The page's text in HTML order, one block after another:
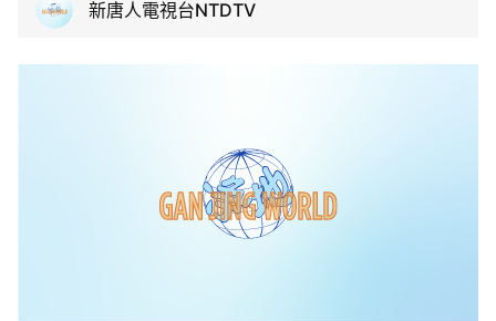
新唐人電視台NTDTV